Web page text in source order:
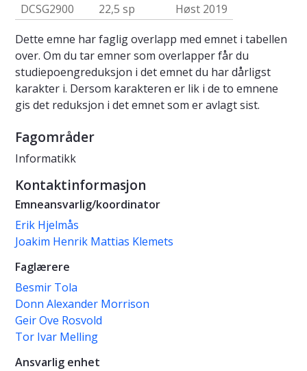
DCSG2900 22,5 sp
Høst 2019
Dette emne har faglig overlapp med emnet i tabellen
over. Om du tar emner som overlapper får du
studiepoengreduksjon i det emnet du har dårligst
karakter i. Dersom karakteren er lik i de to emnene
gis det reduksjon i det emnet som er avlagt sist.
Fagområder
Informatikk
Kontaktinformasjon
Emneansvarlig/koordinator
Erik Hjelmås
Joakim Henrik Mattias Klemets
Faglærere
Besmir Tola
Donn Alexander Morrison
Geir Ove Rosvold
Tor Ivar Melling
Ansvarlig enhet